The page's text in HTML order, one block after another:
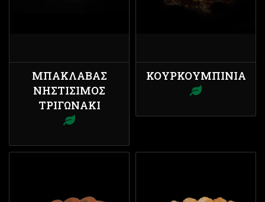
ΜΠΑΚΛΑΒΆΣ
ΝΗΣΤΊΣΙΜΟΣ
ΤΡΙΓΩΝΆΚΙ
ΚΟΥΡΚΟΥΜΠΊΝΙΑ